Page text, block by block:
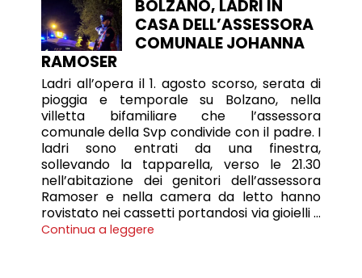
BOLZANO, LADRI IN
CASA DELL’ASSESSORA
COMUNALE JOHANNA
RAMOSER
Ladri all’opera il 1. agosto scorso, serata di
pioggia e temporale su Bolzano, nella
villetta bifamiliare che l’assessora
comunale della Svp condivide con il padre. I
ladri sono entrati da una finestra,
sollevando la tapparella, verso le 21.30
nell’abitazione dei genitori dell’assessora
Ramoser e nella camera da letto hanno
rovistato nei cassetti portandosi via gioielli …
Continua a leggere